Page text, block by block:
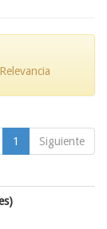
Relevancia
1 Siguiente